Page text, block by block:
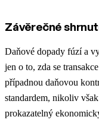
Závěrečné
Daňové dopady fúzí a
jen o to, zda se
případnou daňovou
standardem, nikoliv
prokazatelný